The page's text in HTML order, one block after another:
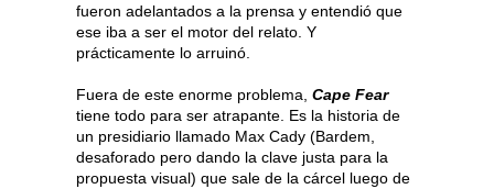
fueron adelantados a la prensa y entendió que
ese iba a ser el motor del relato. Y
prácticamente lo arruinó.
Fuera de este enorme problema, Cape Fear
tiene todo para ser atrapante. Es la historia de
un presidiario llamado Max Cady (Bardem,
desaforado pero dando la clave justa para la
propuesta visual) que sale de la cárcel luego de